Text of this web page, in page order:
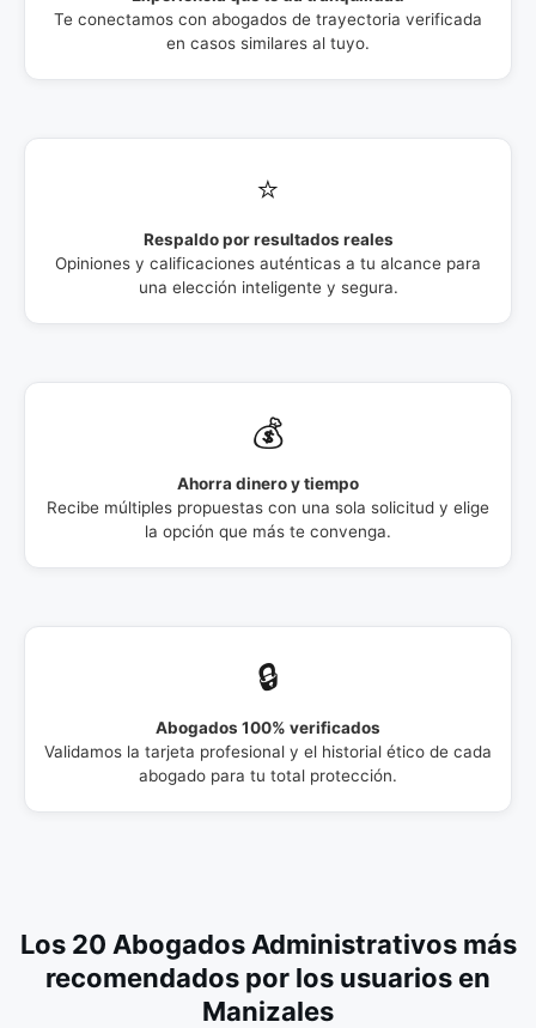
Te conectamos con abogados de trayectoria verificada
en casos similares al tuyo.
⭐
Respaldo por resultados reales
Opiniones y calificaciones auténticas a tu alcance para
una elección inteligente y segura.
💰
Ahorra dinero y tiempo
Recibe múltiples propuestas con una sola solicitud y elige
la opción que más te convenga.
🔒
Abogados 100% verificados
Validamos la tarjeta profesional y el historial ético de cada
abogado para tu total protección.
Los 20 Abogados Administrativos más
recomendados por los usuarios en
Manizales